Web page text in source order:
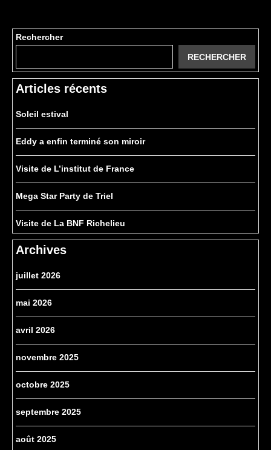
Rechercher
RECHERCHER
Articles récents
Soleil estival
Eddy a enfin terminé son miroir
Visite de L’institut de France
Mega Star Party de Triel
Visite de La BNF Richelieu
Archives
juillet 2026
mai 2026
avril 2026
novembre 2025
octobre 2025
septembre 2025
août 2025